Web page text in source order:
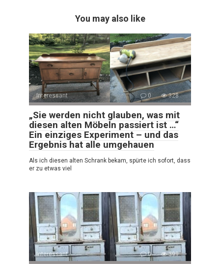
You may also like
Interessant 0 328
„Sie werden nicht glauben, was mit
diesen alten Möbeln passiert ist …“
Ein einziges Experiment – und das
Ergebnis hat alle umgehauen
Als ich diesen alten Schrank bekam, spürte ich sofort, dass
er zu etwas viel
Interessant 0 399